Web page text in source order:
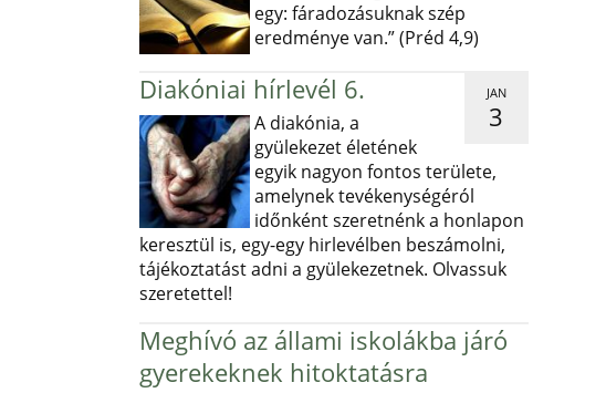
egy: fáradozásuknak szép
eredménye van.” (Préd 4,9)
JAN
3
Diakóniai hírlevél 6.
A diakónia, a
gyülekezet életének
egyik nagyon fontos területe,
amelynek tevékenységéról
időnként szeretnénk a honlapon
keresztül is, egy-egy hirlevélben beszámolni,
tájékoztatást adni a gyülekezetnek. Olvassuk
szeretettel!
Meghívó az állami iskolákba járó
gyerekeknek hitoktatásra